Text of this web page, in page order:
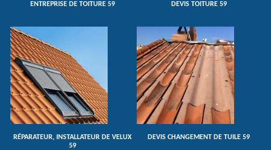
ENTREPRISE DE TOITURE 59 DEVIS TOITURE 59
RÉPARATEUR, INSTALLATEUR DE VELUX
59
DEVIS CHANGEMENT DE TUILE 59